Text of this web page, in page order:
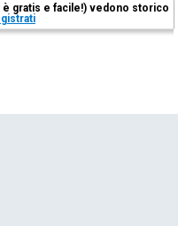
gratis e facile!) vedono storico